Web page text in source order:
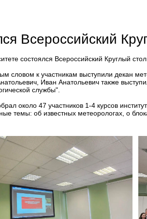
Всероссийский
состоялся Всероссийский Круглый
словом к участникам выступили декан
Иван Анатольевич также
службы".
около 47 участников 1-4 курсов
темы: об известных метеорологах, о